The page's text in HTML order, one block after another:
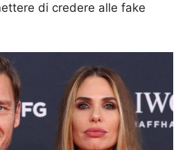
di credere alle fake